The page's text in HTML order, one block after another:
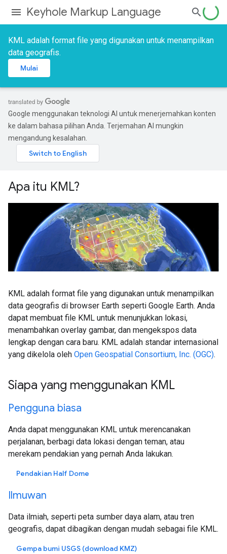
Keyhole Markup Language
KML adalah format file yang digunakan untuk menampilkan
data geografis.
Mulai
Google menggunakan teknologi AI untuk menerjemahkan konten
ke dalam bahasa pilihan Anda. Terjemahan AI mungkin
mengandung kesalahan.
Apa itu KML?
KML adalah format file yang digunakan untuk menampilkan
data geografis di browser Earth seperti Google Earth. Anda
dapat membuat file KML untuk menunjukkan lokasi,
menambahkan overlay gambar, dan mengekspos data
lengkap dengan cara baru. KML adalah standar internasional
yang dikelola oleh Open Geospatial Consortium, Inc. (OGC).
Siapa yang menggunakan KML
Pengguna biasa
Anda dapat menggunakan KML untuk merencanakan
perjalanan, berbagi data lokasi dengan teman, atau
merekam pendakian yang pernah Anda lakukan.
Pendakian Half Dome
Ilmuwan
Data ilmiah, seperti peta sumber daya alam, atau tren
geografis, dapat dibagikan dengan mudah sebagai file KML.
Gempa bumi USGS (download KMZ)